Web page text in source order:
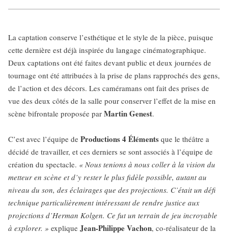
La captation conserve l’esthétique et le style de la pièce, puisque
cette dernière est déjà inspirée du langage cinématographique.
Deux captations ont été faites devant public et deux journées de
tournage ont été attribuées à la prise de plans rapprochés des gens,
de l’action et des décors. Les caméramans ont fait des prises de
vue des deux côtés de la salle pour conserver l’effet de la mise en
scène bifrontale proposée par Martin Genest.
C’est avec l’équipe de Productions 4 Éléments que le théâtre a
décidé de travailler, et ces derniers se sont associés à l’équipe de
création du spectacle. « Nous tenions à nous coller à la vision du
metteur en scène et d’y rester le plus fidèle possible, autant au
niveau du son, des éclairages que des projections. C’était un défi
technique particulièrement intéressant de rendre justice aux
projections d’Herman Kolgen. Ce fut un terrain de jeu incroyable
à explorer. » explique Jean-Philippe Vachon, co-réalisateur de la